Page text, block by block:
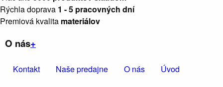
Rýchla doprava 1 - 5 pracovných dní
Premiová kvalita materiálov
O nás+
Kontakt Naše predajne O nás Úvod